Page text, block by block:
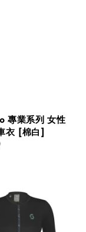
專業系列 女性
衣 [棉白]